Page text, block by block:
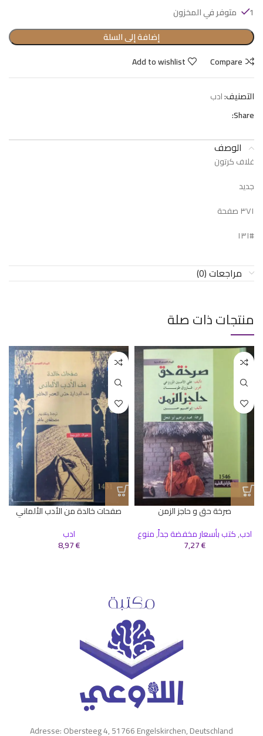
1 متوفر في المخزون
إضافة إلى السلة
Compare
Add to wishlist
التصنيف:ادب
Share:
الوصف
غلاف كرتون
جديد
٣٧١ صفحة
#١٣١
مراجعات (0)
منتجات ذات صلة
صرخة حق و حاجز الزمن
ادب,كتب بأسعار مخفضة جداً,منوع
7,27€
صفحات خالدة من الأدب الألماني
ادب
8,97€
Adresse: Obersteeg 4, 51766 Engelskirchen, Deutschland